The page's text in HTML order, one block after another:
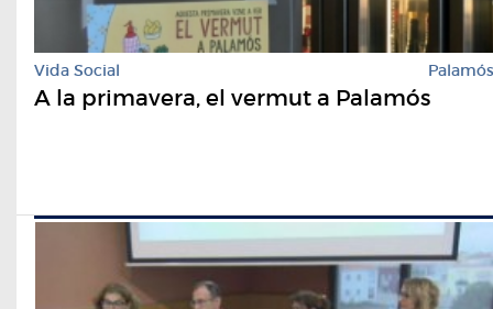
Vida Social Palamós
A la primavera, el vermut a Palamós